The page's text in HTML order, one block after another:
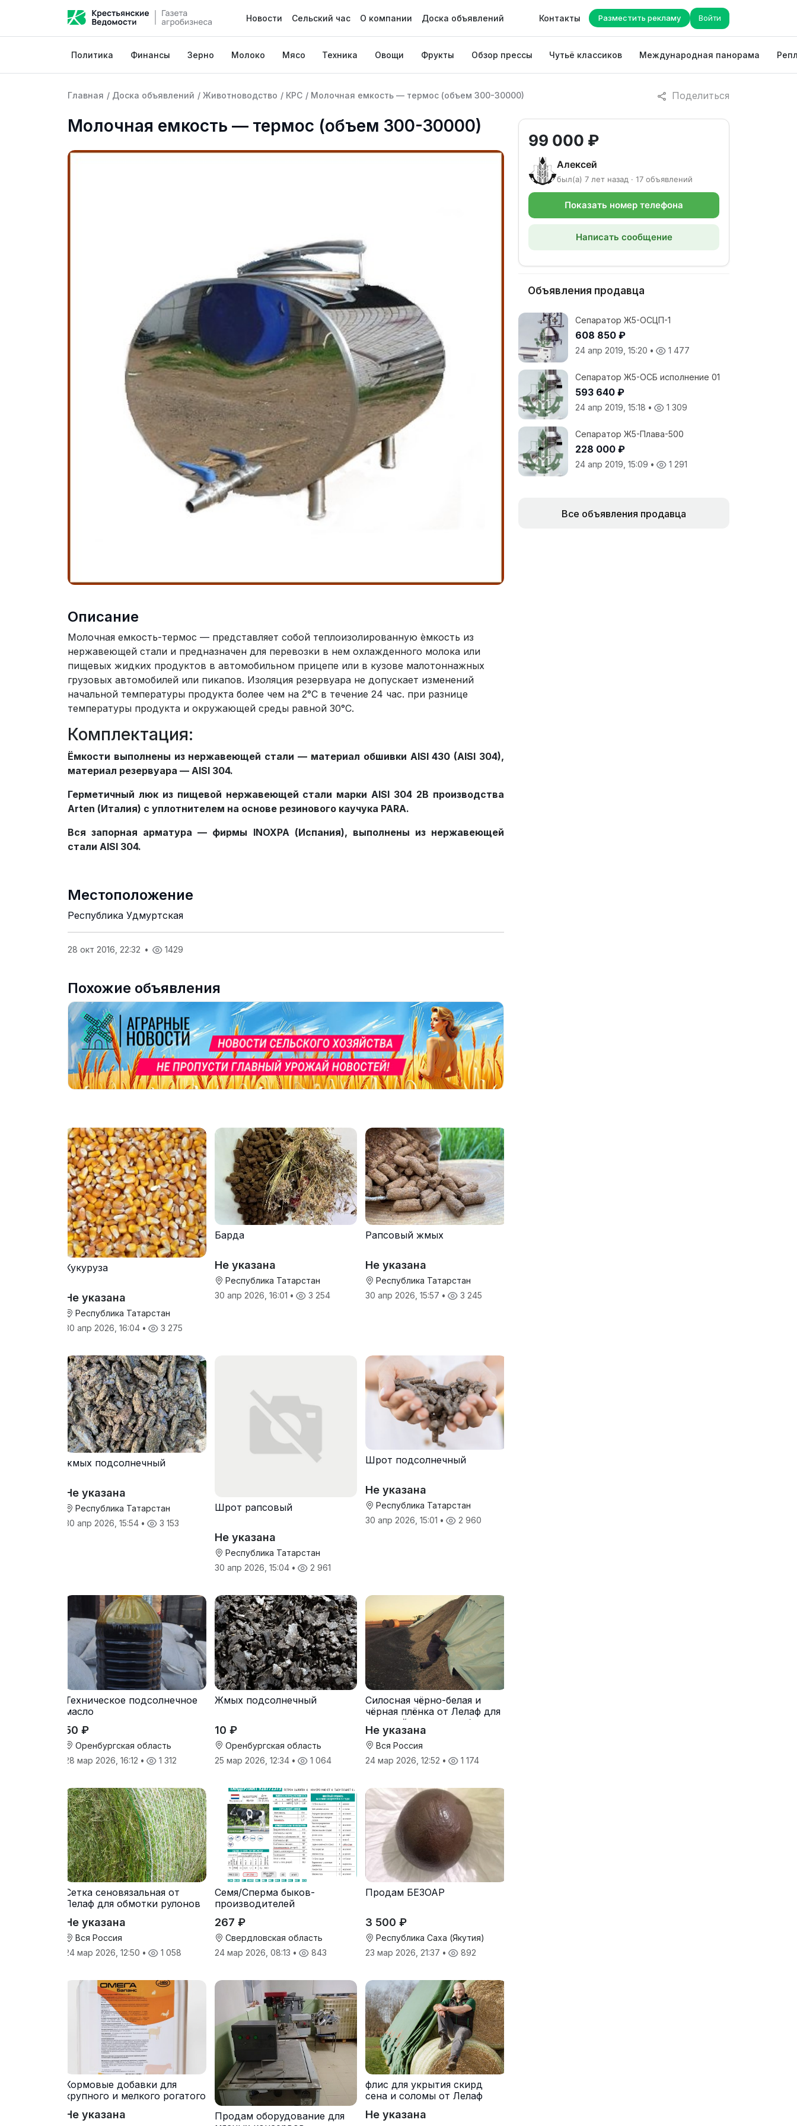
Новости Сельский час О компании Доска объявлений Контакты Разместить рекламу Войти
Политика Финансы Зерно Молоко Мясо Техника Овощи Фрукты Обзор прессы Чутьё классиков Международная панорама
Поделиться
Главная / Доска объявлений / Животноводство / КРС / Молочная емкость — термос (объем 300-30000)
Молочная емкость — термос (объем 300-30000)
Описание
Молочная емкость-термос — представляет собой теплоизолированную ѐмкость из
нержавеющей стали и предназначен для перевозки в нем охлажденного молока или
пищевых жидких продуктов в автомобильном прицепе или в кузове малотоннажных
грузовых автомобилей или пикапов. Изоляция резервуара не допускает изменений
начальной температуры продукта более чем на 2°С в течение 24 час. при разнице
температуры продукта и окружающей среды равной 30°С.
Комплектация:
Ёмкости выполнены из нержавеющей стали — материал обшивки AISI 430 (AISI 304),
материал резервуара — AISI 304.
Герметичный люк из пищевой нержавеющей стали марки AISI 304 2B производства
Arten (Италия) с уплотнителем на основе резинового каучука PARA.
Вся запорная арматура — фирмы INOXPA (Испания), выполнены из нержавеющей
стали AISI 304.
Местоположение
Республика Удмуртская
28 окт 2016, 22:32 • 1429
Похожие объявления
Кукуруза
Не указана
Республика Татарстан
30 апр 2026, 16:04 • 3 275
Барда
Не указана
Республика Татарстан
30 апр 2026, 16:01 • 3 254
Рапсовый жмых
Не указана
Республика Татарстан
30 апр 2026, 15:57 • 3 245
жмых подсолнечный
Не указана
Республика Татарстан
30 апр 2026, 15:54 • 3 153
Шрот рапсовый
Не указана
Республика Татарстан
30 апр 2026, 15:04 • 2 961
Шрот подсолнечный
Не указана
Республика Татарстан
30 апр 2026, 15:01 • 2 960
Техническое подсолнечное
масло
50 ₽
Оренбургская область
28 мар 2026, 16:12 • 1 312
Жмых подсолнечный
10 ₽
Оренбургская область
25 мар 2026, 12:34 • 1 064
Силосная чёрно-белая и
чёрная плёнка от Лелаф для
траншей и ям силоса/сенажа
Не указана
Вся Россия
24 мар 2026, 12:52 • 1 174
Сетка сеновязальная от
Лелаф для обмотки рулонов
Не указана
Вся Россия
24 мар 2026, 12:50 • 1 058
Семя/Сперма быков-
производителей
267 ₽
Свердловская область
24 мар 2026, 08:13 • 843
Продам БЕЗОАР
3 500 ₽
Республика Саха (Якутия)
23 мар 2026, 21:37 • 892
Кормовые добавки для
крупного и мелкого рогатого
Не указана
Продам оборудование для
флис для укрытия скирд
сена и соломы от Лелаф
Не указана
99 000 ₽
Алексей
был(а) 7 лет назад · 17 объявлений
Показать номер телефона
Написать сообщение
Объявления продавца
Сепаратор Ж5-ОСЦП-1
608 850 ₽
24 апр 2019, 15:20 • 1 477
Сепаратор Ж5-ОСБ исполнение 01
593 640 ₽
24 апр 2019, 15:18 • 1 309
Сепаратор Ж5-Плава-500
228 000 ₽
24 апр 2019, 15:09 • 1 291
Все объявления продавца